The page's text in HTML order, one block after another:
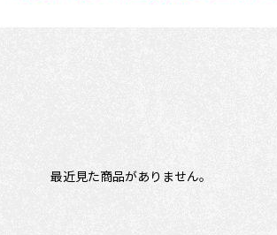
最近見た商品がありません。